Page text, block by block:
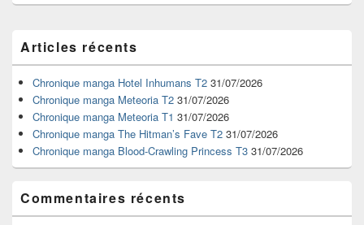
principale
de
widget
pour
barre
latérale
Articles récents
Chronique manga Hotel Inhumans T2 31/07/2026
Chronique manga Meteoria T2 31/07/2026
Chronique manga Meteoria T1 31/07/2026
Chronique manga The Hitman’s Fave T2 31/07/2026
Chronique manga Blood-Crawling Princess T3 31/07/2026
Commentaires récents